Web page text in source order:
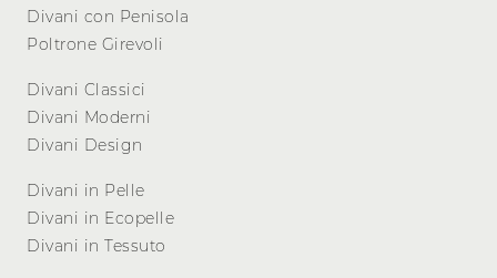
Divani con Penisola
Poltrone Girevoli
Divani Classici
Divani Moderni
Divani Design
Divani in Pelle
Divani in Ecopelle
Divani in Tessuto